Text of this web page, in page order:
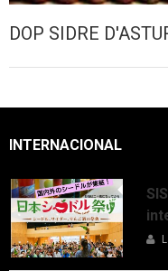
DOP SIDRE
INTERNACIONAL